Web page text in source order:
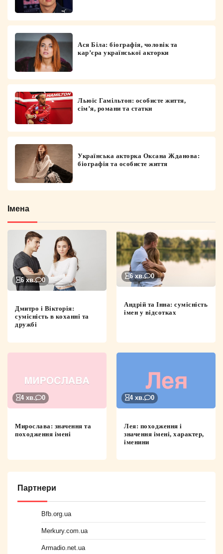
Ася Біла: біографія, чоловік та
кар’єра української акторки
Льюїс Гамільтон: особисте життя,
сім’я, романи та статки
Українська акторка Оксана Жданова:
біографія та особисте життя
Імена
6 хв. 0
Дмитро і Вікторія:
сумісність в коханні та
дружбі
6 хв. 0
Андрій та Інна: сумісність
імен у відсотках
4 хв. 0
Мирослава: значення та
походження імені
4 хв. 0
Лея: походження і
значення імені, характер,
іменини
Партнери
Bfb.org.ua
Merkury.com.ua
Armadio.net.ua